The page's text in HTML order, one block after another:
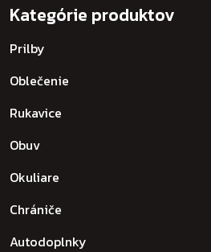
Kategórie produktov
Prilby
Oblečenie
Rukavice
Obuv
Okuliare
Chrániče
Autodoplnky